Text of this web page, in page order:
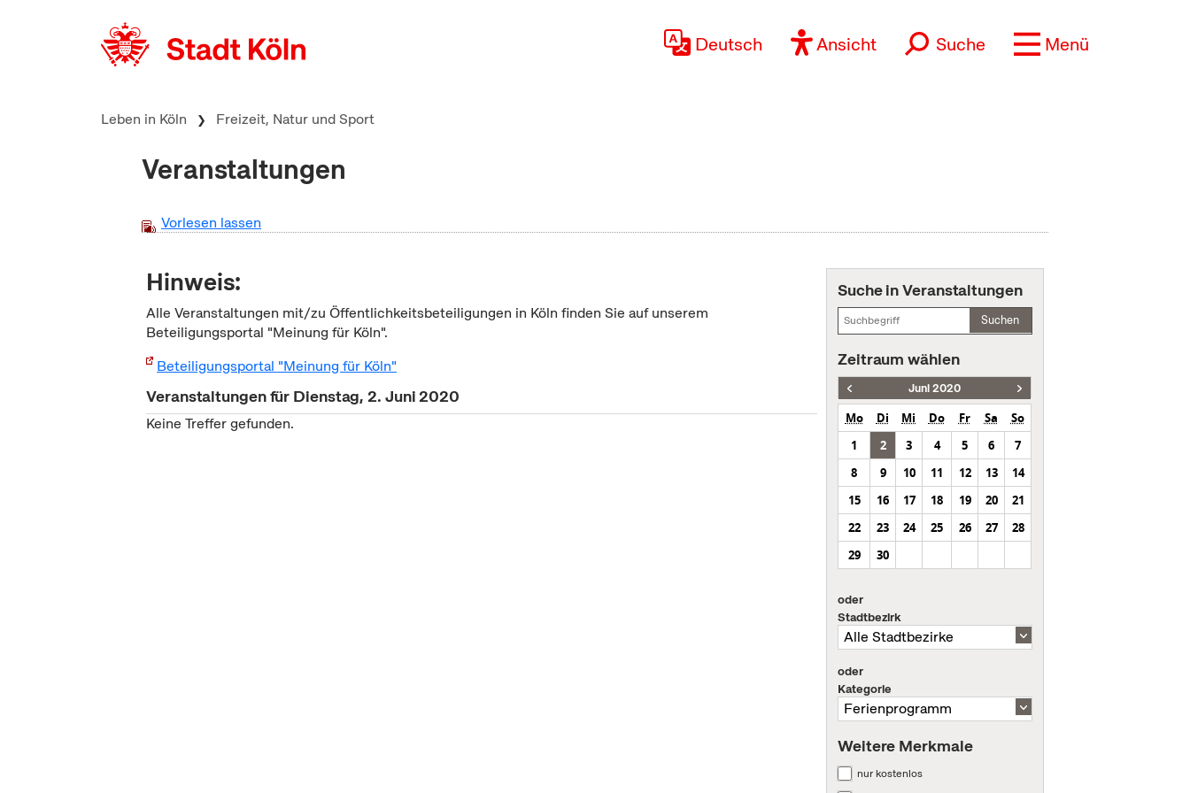
Deutsch Ansicht Suche Menü
Leben in Köln Freizeit, Natur und Sport
Veranstaltungen
Vorlesen lassen
Hinweis:
Alle Veranstaltungen mit/zu Öffentlichkeitsbeteiligungen in Köln finden Sie auf unserem
Beteiligungsportal "Meinung für Köln".
Beteiligungsportal "Meinung für Köln"
Veranstaltungen für Dienstag, 2. Juni 2020
Keine Treffer gefunden.
Suche in Veranstaltungen
Suchen
Zeitraum wählen
Juni 2020
Mo Di Mi Do Fr Sa
So
1
2 3 4 5 6
7
8
9 10 11 12 13
14
15
16 17 18 19 20
21
22
23 24 25 26 27
28
29
30
oder
Stadtbezirk
oder
Kategorie
Weitere Merkmale
nur kostenlos